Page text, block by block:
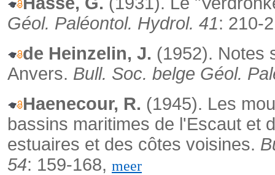
Géol. Paléontol. Hydrol. 41: 210-
de Heinzelin, J. (1952). Notes
Anvers. Bull. Soc. belge Géol.
Haenecour, R. (1945). Les
bassins maritimes de l'Escaut et
estuaires et des côtes voisines.
54: 159-168, meer